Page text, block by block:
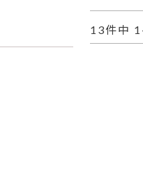
13件中 1